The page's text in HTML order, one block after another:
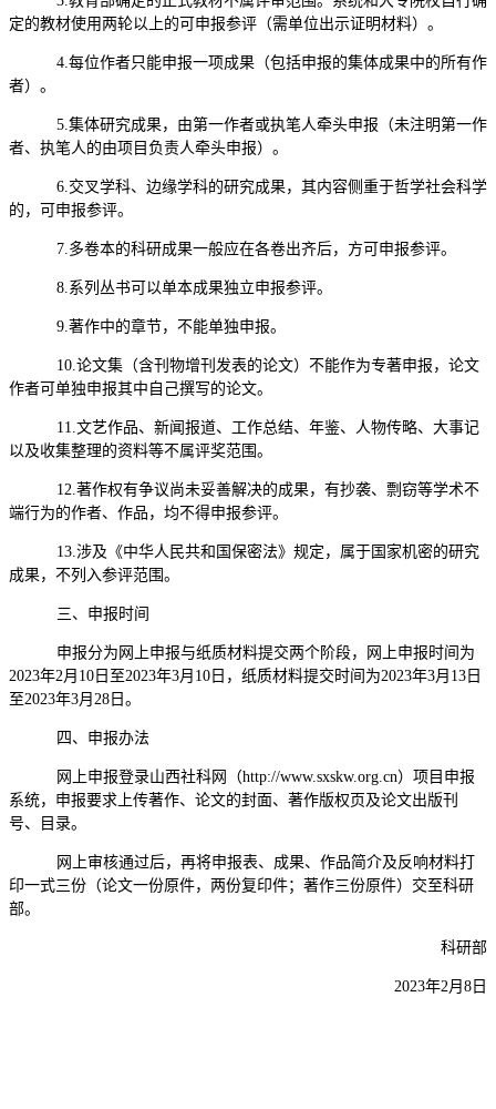
定的教材使用两轮以上的可申报参评（需单位出示证明材料）。
4.每位作者只能申报一项成果（包括申报的集体成果中的所有作
者）。
5.集体研究成果，由第一作者或执笔人牵头申报（未注明第一作
者、执笔人的由项目负责人牵头申报）。
6.交叉学科、边缘学科的研究成果，其内容侧重于哲学社会科学
的，可申报参评。
7.多卷本的科研成果一般应在各卷出齐后，方可申报参评。
8.系列丛书可以单本成果独立申报参评。
9.著作中的章节，不能单独申报。
10.论文集（含刊物增刊发表的论文）不能作为专著申报，论文
作者可单独申报其中自己撰写的论文。
11.文艺作品、新闻报道、工作总结、年鉴、人物传略、大事记
以及收集整理的资料等不属评奖范围。
12.著作权有争议尚未妥善解决的成果，有抄袭、剽窃等学术不
端行为的作者、作品，均不得申报参评。
13.涉及《中华人民共和国保密法》规定，属于国家机密的研究
成果，不列入参评范围。
三、申报时间
申报分为网上申报与纸质材料提交两个阶段，网上申报时间为
2023年2月10日至2023年3月10日，纸质材料提交时间为2023年3月13日
至2023年3月28日。
四、申报办法
网上申报登录山西社科网（http://www.sxskw.org.cn）项目申报
系统，申报要求上传著作、论文的封面、著作版权页及论文出版刊
号、目录。
网上审核通过后，再将申报表、成果、作品简介及反响材料打
印一式三份（论文一份原件，两份复印件；著作三份原件）交至科研
部。
科研部
2023年2月8日